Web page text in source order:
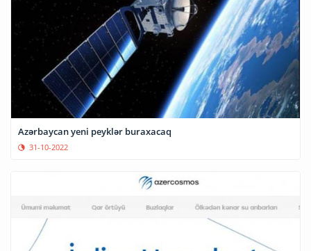
Azərbaycan yeni peyklər buraxacaq
31-10-2022